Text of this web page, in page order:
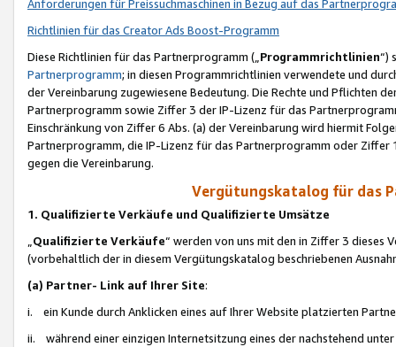
Anforderungen für Preissuchmaschinen in Bezug auf das
Richtlinien für das Creator Ads Boost-Programm
Diese Richtlinien für das Partnerprogramm („Programmrichtlinien“)
Partnerprogramm; in diesen Programmrichtlinien verwendete und
der Vereinbarung zugewiesene Bedeutung. Die Rechte und Pflichten
Partnerprogramm sowie Ziffer 3 der IP-Lizenz für das
Einschränkung von Ziffer 6 Abs. (a) der Vereinbarung wird hiermit
Partnerprogramm, die IP-Lizenz für das Partnerprogramm oder
gegen die Vereinbarung.
Vergütungskatalog für das
1. Qualifizierte Verkäufe und Qualifizierte Umsätze
Qualifizierte Verkäufe“ werden von uns mit den in Ziffer 3
(vorbehaltlich der in diesem Vergütungskatalog beschriebenen
(a) Partner- Link auf Ihrer Site:
i. ein Kunde durch Anklicken eines auf Ihrer Website platzierten
ii. während einer einzigen Internetsitzung eines der nachstehend